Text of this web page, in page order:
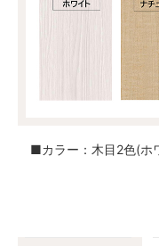
■カラー：木目2色(ホ